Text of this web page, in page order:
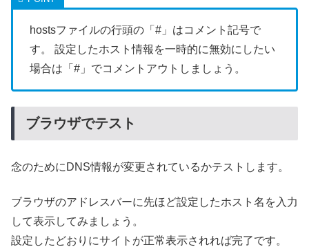
hostsファイルの行頭の「#」はコメント記号で
す。 設定したホスト情報を一時的に無効にしたい
場合は「#」でコメントアウトしましょう。
ブラウザでテスト
念のためにDNS情報が変更されているかテストします。
ブラウザのアドレスバーに先ほど設定したホスト名を入力
して表示してみましょう。
設定したどおりにサイトが正常表示されれば完了です。